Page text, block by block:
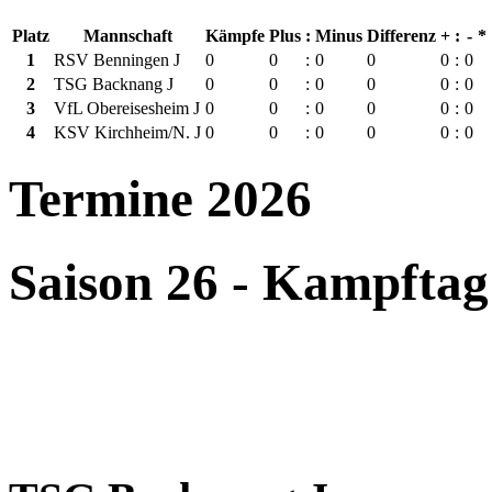
Platz Mannschaft Kämpfe Plus : Minus Differenz + : - *
1
RSV Benningen J 0 0 : 0 0 0 : 0
2
TSG Backnang J 0 0 : 0 0 0 : 0
3
VfL Obereisesheim J 0 0 : 0 0 0 : 0
4
KSV Kirchheim/N. J 0 0 : 0 0 0 : 0
Termine 2026
Saison 26 -